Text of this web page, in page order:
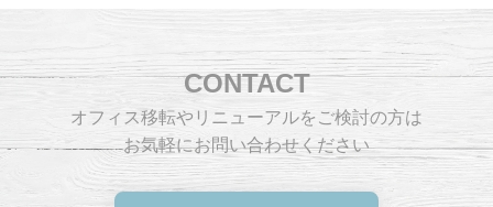
CONTACT
オフィス移転やリニューアルをご検討の方は
お気軽にお問い合わせください